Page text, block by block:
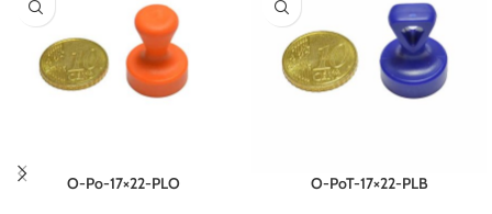
O-Po-17×22-PLO O-PoT-17×22-PLB